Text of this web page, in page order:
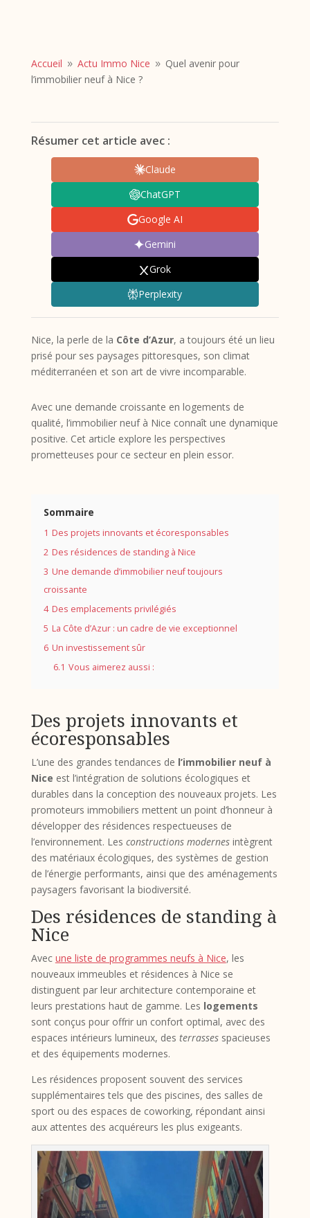
Accueil 9 Actu Immo Nice 9 Quel avenir pour
l’immobilier neuf à Nice ?
Résumer cet article avec :
Claude
ChatGPT
Google AI
Gemini
Grok
Perplexity
Nice, la perle de la Côte d’Azur, a toujours été un lieu
prisé pour ses paysages pittoresques, son climat
méditerranéen et son art de vivre incomparable.
Avec une demande croissante en logements de
qualité, l’immobilier neuf à Nice connaît une dynamique
positive. Cet article explore les perspectives
prometteuses pour ce secteur en plein essor.
Sommaire
1 Des projets innovants et écoresponsables
2 Des résidences de standing à Nice
3 Une demande d’immobilier neuf toujours
croissante
4 Des emplacements privilégiés
5 La Côte d’Azur : un cadre de vie exceptionnel
6 Un investissement sûr
6.1 Vous aimerez aussi :
Des projets innovants et
écoresponsables
L’une des grandes tendances de l’immobilier neuf à
Nice est l’intégration de solutions écologiques et
durables dans la conception des nouveaux projets. Les
promoteurs immobiliers mettent un point d’honneur à
développer des résidences respectueuses de
l’environnement. Les constructions modernesintègrent
des matériaux écologiques, des systèmes de gestion
de l’énergie performants, ainsi que des aménagements
paysagers favorisant la biodiversité.
Des résidences de standing à
Nice
Avec une liste de programmes neufs à Nice, les
nouveaux immeubles et résidences à Nice se
distinguent par leur architecture contemporaine et
leurs prestations haut de gamme. Les logements
sont conçus pour offrir un confort optimal, avec des
espaces intérieurs lumineux, des terrasses spacieuses
et des équipements modernes.
Les résidences proposent souvent des services
supplémentaires tels que des piscines, des salles de
sport ou des espaces de coworking, répondant ainsi
aux attentes des acquéreurs les plus exigeants.